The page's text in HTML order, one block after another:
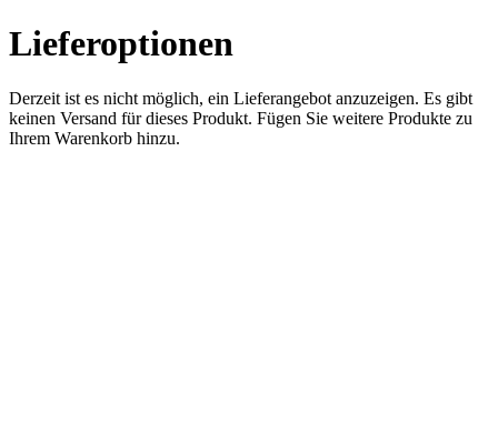
Lieferoptionen
Derzeit ist es nicht möglich, ein Lieferangebot anzuzeigen. Es gibt
keinen Versand für dieses Produkt. Fügen Sie weitere Produkte zu
Ihrem Warenkorb hinzu.